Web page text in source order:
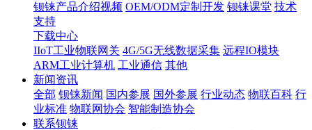
钡铼产品介绍视频 OEM/ODM定制开发 钡铼课堂 技术
支持
下载中心
IIoT工业物联网关 4G/5G无线数据采集 远程IO模块
ARM工业计算机 工业通信 其他
新闻资讯
全部 钡铼新闻 国内参展 国外参展 行业动态 物联百科 行
业标准 物联网协会 智能制造协会
联系钡铼